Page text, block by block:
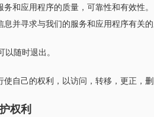
务和应用程序的质量，可靠性和有效性。
息并寻求与我们的服务和应用程序有关的
随时退出。
自己的权利，以访问，转移，更正，
权利